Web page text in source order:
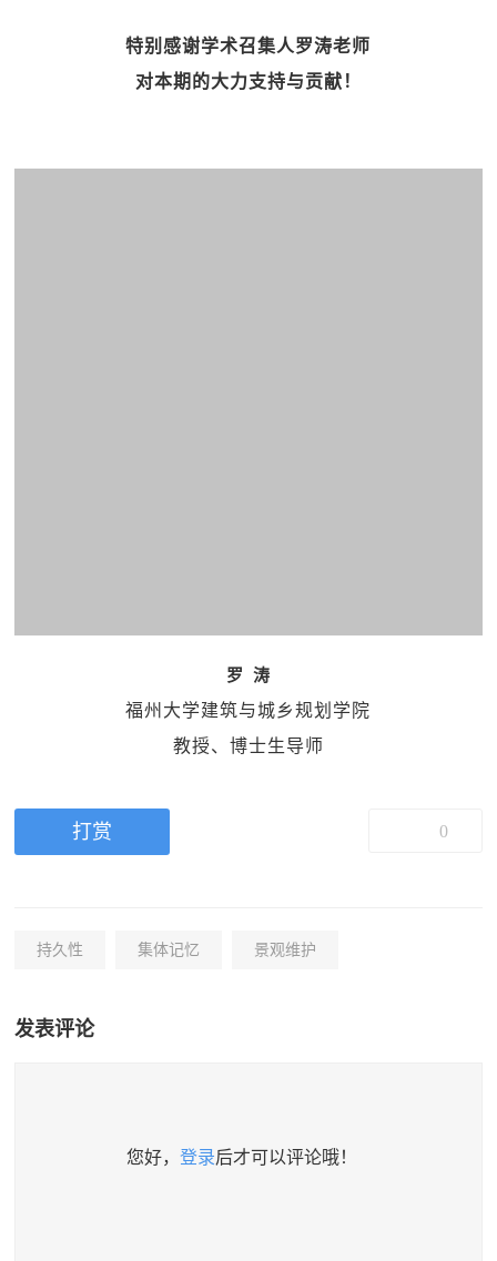
特别感谢学术召集人罗涛老师
对本期的大力支持与贡献！
罗 涛
福州大学建筑与城乡规划学院
教授、博士生导师
打赏 0
持久性 集体记忆 景观维护
发表评论
您好， 登录后才可以评论哦！